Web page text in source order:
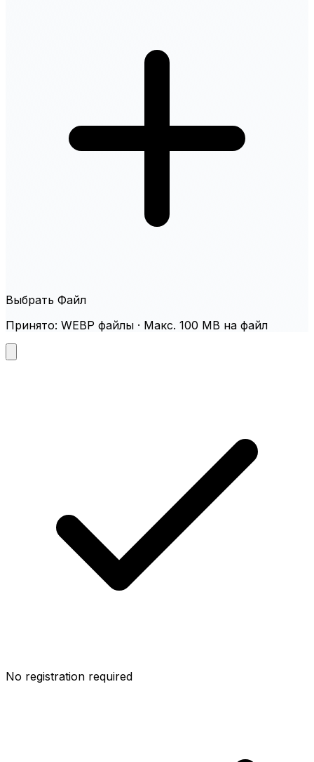
Выбрать Файл
Принято: WEBP файлы · Макс. 100 MB на файл
No registration required